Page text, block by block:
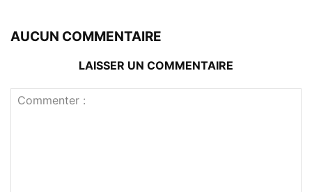
AUCUN COMMENTAIRE
LAISSER UN COMMENTAIRE